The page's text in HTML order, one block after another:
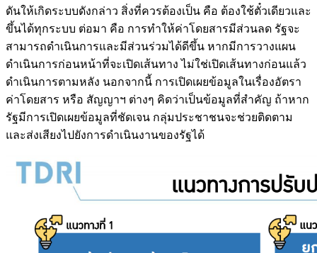
ดันให้เกิดระบบดังกล่าว สิ่งที่ควรต้องเป็น คือ ต้องใช้ตั๋วเดียวและ
ขึ้นได้ทุกระบบ ต่อมา คือ การทำให้ค่าโดยสารมีส่วนลด รัฐจะ
สามารถดำเนินการและมีส่วนร่วมได้ดีขึ้น หากมีการวางแผน
ดำเนินการก่อนหน้าที่จะเปิดเส้นทาง ไม่ใช่เปิดเส้นทางก่อนแล้ว
ดำเนินการตามหลัง นอกจากนี้ การเปิดเผยข้อมูลในเรื่องอัตรา
ค่าโดยสาร หรือ สัญญาฯ ต่างๆ คิดว่าเป็นข้อมูลที่สำคัญ ถ้าหาก
รัฐมีการเปิดเผยข้อมูลที่ชัดเจน กลุ่มประชาชนจะช่วยติดตาม
และส่งเสียงไปยังการดำเนินงานของรัฐได้